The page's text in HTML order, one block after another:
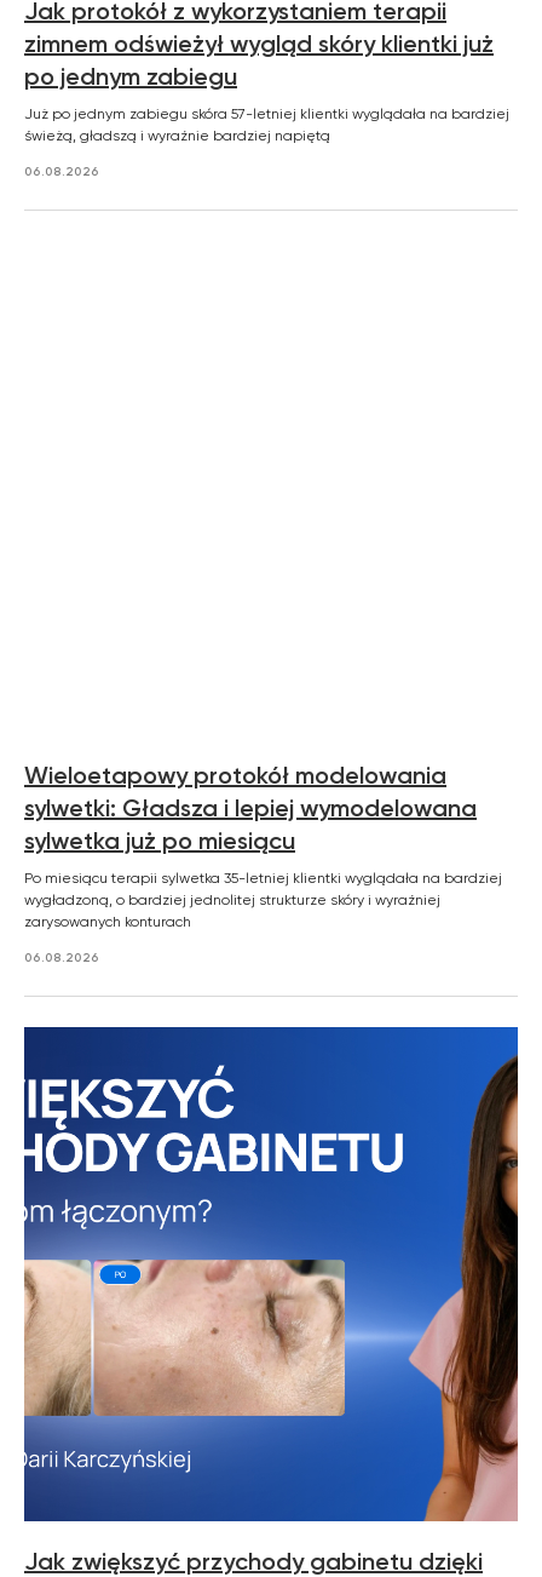
Jak protokół z wykorzystaniem terapii
zimnem odświeżył wygląd skóry klientki już
po jednym zabiegu
Już po jednym zabiegu skóra 57-letniej klientki wyglądała na bardziej
świeżą, gładszą i wyraźnie bardziej napiętą
06.08.2026
Wieloetapowy protokół modelowania
sylwetki: Gładsza i lepiej wymodelowana
sylwetka już po miesiącu
Po miesiącu terapii sylwetka 35-letniej klientki wyglądała na bardziej
wygładzoną, o bardziej jednolitej strukturze skóry i wyraźniej
zarysowanych konturach
06.08.2026
Jak zwiększyć przychody gabinetu dzięki
© 2026 Zemits. Wszelkie prawa zastrzeżone
Szanowni Państwo informujemy, iż z dniem
01.04.2026 firma Newface Group Sp. z o.o. będzie
formie ustrukturyzowanej za pośrednictwem